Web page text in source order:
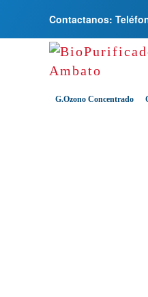
Contactanos:
G.Ozono Concentrado